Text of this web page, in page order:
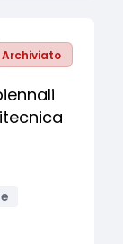
Archiviato